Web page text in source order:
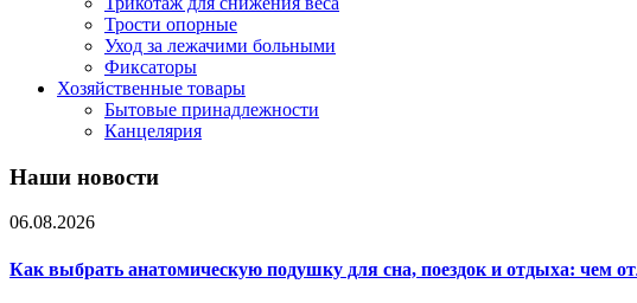
Трости опорные
Уход за лежачими больными
Фиксаторы
Хозяйственные товары
Бытовые принадлежности
Канцелярия
Наши новости
06.08.2026
Как выбрать анатомическую подушку для сна, поездок и отдыха: чем